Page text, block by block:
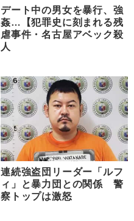
デート中の男女を暴行、強
姦…【犯罪史に刻まれる残
虐事件・名古屋アベック殺
人
連続強盗団リーダー「ルフ
ィ」と暴力団との関係 警
察トップは激怒